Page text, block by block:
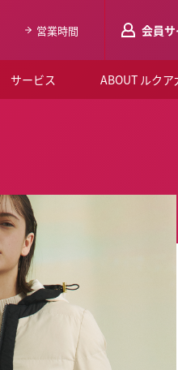
営業時間 会員
サービス ABOUT ルクア
LUCUAブライダルクラブ
ルクア大阪イベントホール